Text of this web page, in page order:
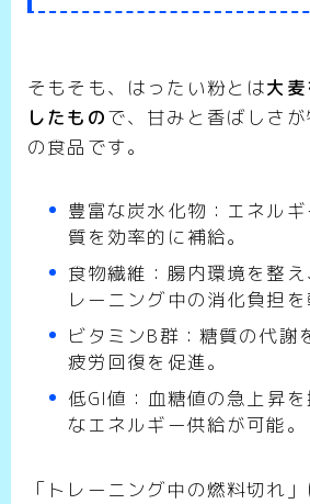
そもそも、はったい粉とは大
したもので、甘みと香ばしさ
の食品です。
豊富な炭水化物：エネル
質を効率的に補給。
食物繊維：腸内環境を整
レーニング中の消化負担を
ビタミンB群：糖質の代謝
疲労回復を促進。
低GI値：血糖値の急上昇
なエネルギー供給が可能。
「トレーニング中の燃料切れ